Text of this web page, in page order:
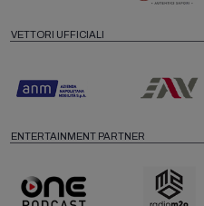
VETTORI UFFICIALI
ENTERTAINMENT PARTNER